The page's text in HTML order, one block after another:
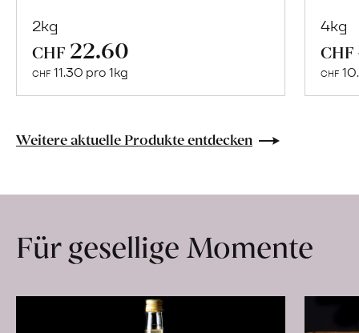
2kg
CHF 22.60
CHF 11.30 pro 1kg
Naturbelassene
Lebensmittel
Hof
erfahren
4kg
CHF
CHF
Weitere aktuelle Produkte entdecken
Für gesellige Momente